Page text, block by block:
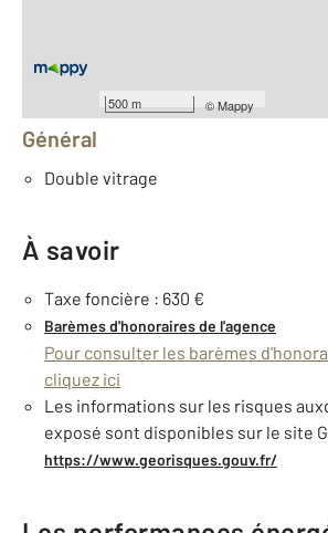
500 m ©Mappy
Équipements
Général
Double vitrage
À savoir
Taxe foncière : 630 €
Barèmes d'honoraires de l'agence
Pour consulter les barèmes
cliquez ici
Les informations sur les risques
exposé sont disponibles sur le site
https://www.georisques.gouv.fr/